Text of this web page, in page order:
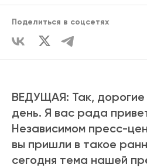
Поделиться в соцсетях
ВЕДУЩАЯ: Так, дорогие
день. Я вас рада
Независимом пресс-
вы пришли в такое
сегодня тема нашей